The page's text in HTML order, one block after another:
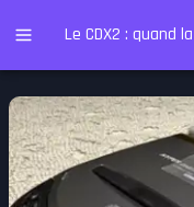
Le CDX2 : quand